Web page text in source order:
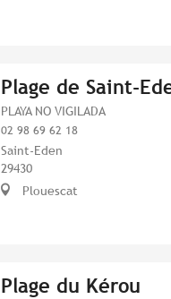
Plage de Saint-
PLAYA NO VIGILADA
02 98 69 62 18
Saint-Eden
29430
Plouescat
Plage du Kérou